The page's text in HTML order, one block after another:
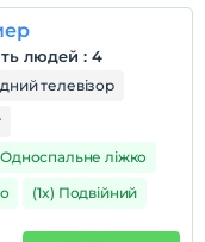
людей : 4
телевізор
Односпальне ліжко
(1x) Подвійний